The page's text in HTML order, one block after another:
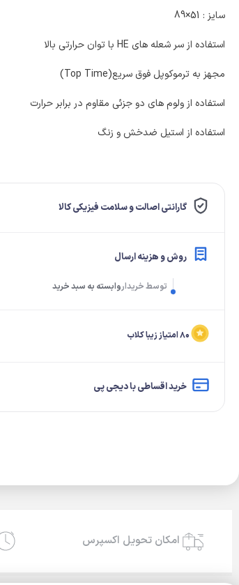
سایز : 51×89
استفاده از سر شعله های HE با توان حرارتی بالا
مجهز به ترموکوپل فوق سریع(Top Time)
استفاده از ولوم های دو جزئی مقاوم در برابر حرارت
استفاده از استیل ضدخش و زنگ
گارانتی اصالت و سلامت فیزیکی کالا
روش و هزینه ارسال
توسط خریداروابسته به سبد خرید
۸۰ امتیاز زیبا کلاب
خرید اقساطی با دیجی پی
امکان تحویل اکسپرس